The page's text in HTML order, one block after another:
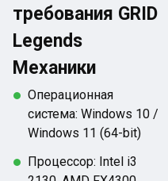
требования GRID
Legends
Механики
Операционная
система: Windows 10 /
Windows 11 (64-bit)
Процессор: Intel i3